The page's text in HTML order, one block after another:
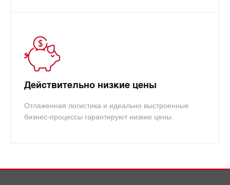
Действительно низкие цены
Отлаженная логистика и идеально выстроенные
бизнес-процессы гарантируют низкие цены.